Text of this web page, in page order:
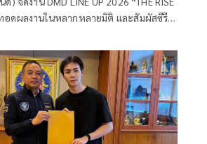
ทอดผลงานในหลากหลายมิติ และสัมผัสซีรีส์
พการผลิต และแนวคิดสร้างสรรค์ที่แตก
าทุก ๆ ท่าน ไปรับประสบการณ์ครั้งใหม่